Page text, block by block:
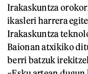
Irakaskuntza
ikasleri harrera
Irakaskuntza
Baionan atxikiko
berri batzuk